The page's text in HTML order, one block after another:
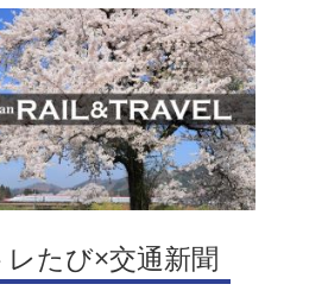
レたび×交通新聞